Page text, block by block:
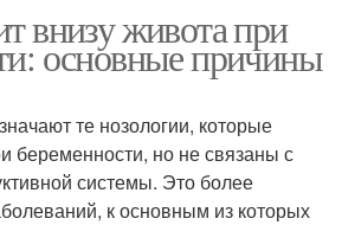
внизу живота при
основные причины
те нозологии, которые
беременности, но не связаны с
системы. Это более
к основным из которых